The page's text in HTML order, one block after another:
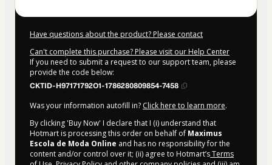
Have questions about the product? Please contact
Can't complete this purchase? Please visit our Help Center
If you need to submit a request to our support team, please
provide the code below:
CKTID-H97171792O1-1786280809854-7458
Was your information autofill in? Click here to learn more.
By clicking 'Buy Now' I declare that I (i) understand that
Hotmart is processing this order on behalf of Maximus
Escola de Moda Online and has no responsibility for the
content and/or control over it; (ii) agree to Hotmart’sTerms